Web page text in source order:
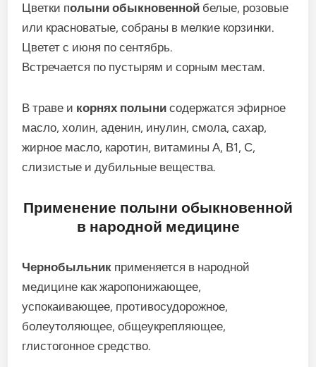
Цветки полыни обыкновенной белые, розовые
или красноватые, собраны в мелкие корзинки.
Цветет с июня по сентябрь.
Встречается по пустырям и сорным местам.
В траве и корнях полыни содержатся эфирное
масло, холин, аденин, инулин, смола, сахар,
жирное масло, каротин, витамины А, В1, С,
слизистые и дубильные вещества.
Применение полыни обыкновенной
в народной медицине
Чернобыльник применяется в народной
медицине как жаропонижающее,
успокаивающее, противосудорожное,
болеутоляющее, общеукрепляющее,
глистогонное средство.